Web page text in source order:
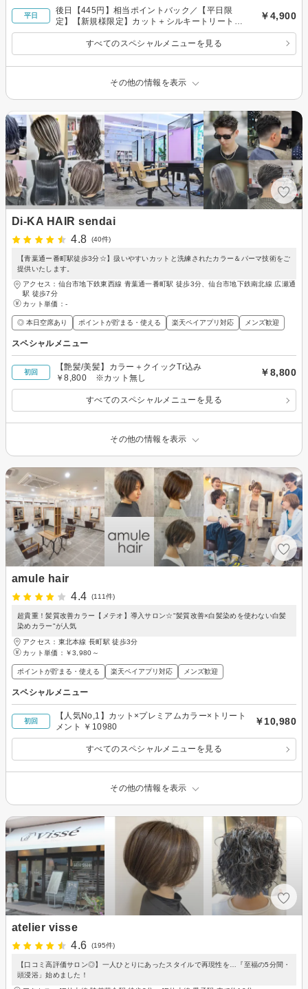
平日
後日【445円】相当ポイントバック／【平日限
定】【新規様限定】カット＋シルキートリートメ
ント個室シャンプー台
￥4,900
すべてのスペシャルメニューを見る
その他の情報を表示
Di-KA HAIR sendai
4.8
(40件)
【青葉通ー番町駅徒歩3分☆】扱いやすいカットと洗練されたカラー＆パーマ技術をご
提供いたします。
アクセス：仙台市地下鉄東西線 青葉通一番町駅 徒歩3分、仙台市地下鉄南北線 広瀬通
駅 徒歩7分
カット単価： -
◎ 本日空席あり ポイントが貯まる・使える 楽天ペイアプリ対応 メンズ歓迎
スペシャルメニュー
初回
【艶髪/美髪】カラー＋クイックTr込み
￥8,800 ※カット無し
￥8,800
すべてのスペシャルメニューを見る
その他の情報を表示
amule hair
4.4
(111件)
超貴重！髪質改善カラー【メテオ】導入サロン☆"髪質改善×白髪染めを使わない白髪
染めカラー"が人気
アクセス：東北本線 長町駅 徒歩3分
カット単価： ￥3,980～
ポイントが貯まる・使える 楽天ペイアプリ対応 メンズ歓迎
スペシャルメニュー
初回
【人気No,1】カット×プレミアムカラー×トリート
メント ￥10980
￥10,980
すべてのスペシャルメニューを見る
その他の情報を表示
atelier visse
4.6
(195件)
【口コミ高評価サロン◎】一人ひとりにあったスタイルで再現性を…『至福の5分間・
頭浸浴」始めました！